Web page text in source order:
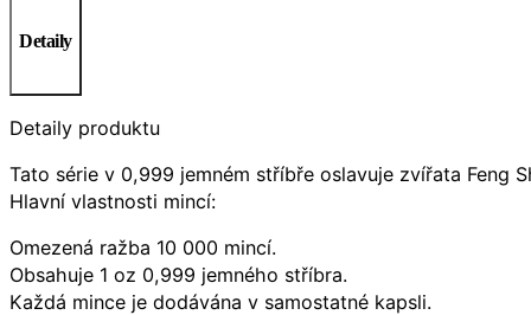
Detaily
Detaily produktu
Tato série v 0,999 jemném stříbře oslavuje zvířata Feng
Hlavní vlastnosti mincí:
Omezená ražba 10 000 mincí.
Obsahuje 1 oz 0,999 jemného stříbra.
Každá mince je dodávána v samostatné kapsli.